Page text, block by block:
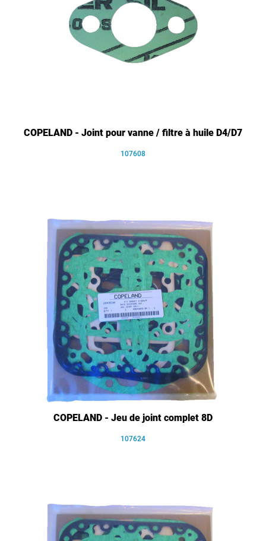
COPELAND - Joint pour vanne / filtre à huile D4/D7
107608
COPELAND - Jeu de joint complet 8D
107624